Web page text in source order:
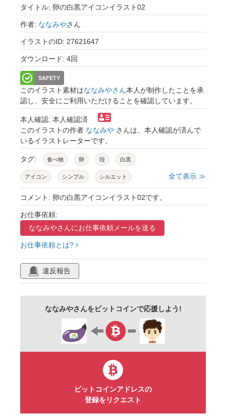
タイトル: 卵の白黒アイコンイラスト02
作者: ななみやさん
イラストのID: 27621647
ダウンロード: 4回
SAFETY
このイラスト素材はななみやさん本人が制作したことを承
認し、安全にご利用いただけることを確認しています。
本人確認: 本人確認済
このイラストの作者 ななみや さんは、本人確認が済んで
いるイラストレーターです。
タグ: 食べ物 卵 殻 白黒
アイコン シンプル シルエット 全て表示 ≫
コメント: 卵の白黒アイコンイラスト02です。
お仕事依頼:
ななみやさんにお仕事依頼メールを送る
お仕事依頼とは?
違反報告
ななみやさんをビットコインで応援しよう!
ビットコインアドレスの
登録をリクエスト